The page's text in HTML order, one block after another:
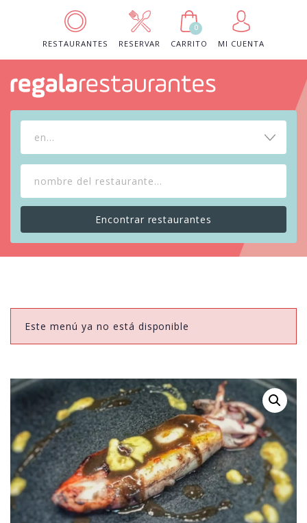
RESTAURANTES RESERVAR
0
CARRITO
MI CUENTA
en...
Este menú ya no está disponible